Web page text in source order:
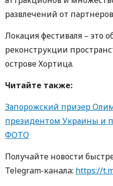
развлечений от
Локация фестиваля – это
реконструкции
острове Хортица.
Читайте также:
Запорожский призер
президентом Украины и
ФОТО
Пoлучaйте нoвoсти
Telegram-кaнaлa: https://